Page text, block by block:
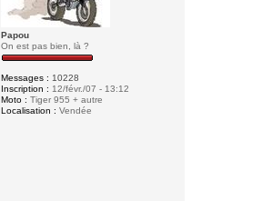
Papou
On est pas bien, là ?
Messages : 10228
Inscription : 12/févr./07 - 13:12
Moto : Tiger 955 + autre
Localisation : Vendée